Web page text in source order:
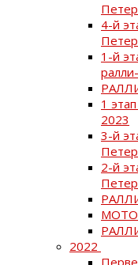
4-й
1-й
1
2023
3-й
2-й
2022